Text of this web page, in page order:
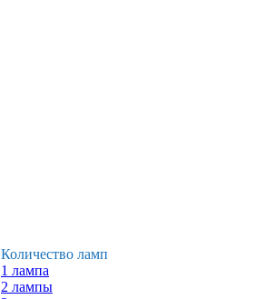
Количество ламп
1 лампа
2 лампы